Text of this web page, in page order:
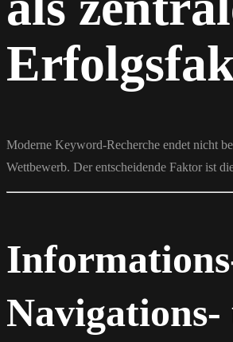
Moderne Keyword-Recherche endet nicht
Wettbewerb. Der entscheidende Faktor ist
Navigations-